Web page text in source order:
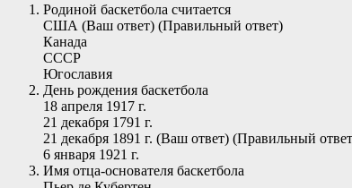
Родиной баскетбола считается
США (Ваш ответ) (Правильный ответ)
Канада
СССР
Югославия
День рождения баскетбола
18 апреля 1917 г.
21 декабря 1791 г.
21 декабря 1891 г. (Ваш ответ) (Правильный
6 января 1921 г.
Имя отца-основателя баскетбола